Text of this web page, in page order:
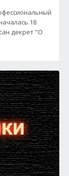
18
декрет "О